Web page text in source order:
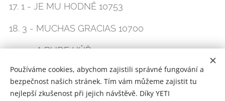
17. 1 - JE MU HODNĚ 10753
18. 3 - MUCHAS GRACIAS 10700
19. 9 - A BUDE HŮŘ 10520
20. 10 - TULÁCI 10500
21. 16 - MONKEY CARE 10360
Používáme cookies, abychom zajistili správné fungování a
bezpečnost našich stránek. Tím vám můžeme zajistit tu
nejlepší zkušenost při jejich návštěvě. Díky YETI